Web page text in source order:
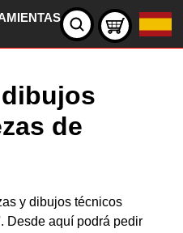
dibujos
de
y dibujos técnicos
Desde aquí podrá pedir